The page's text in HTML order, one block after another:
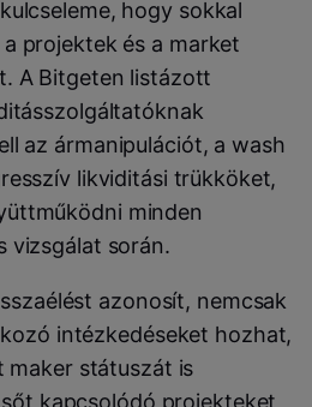
hogy sokkal
projektek és a market
A Bitgeten listázott
az ármanipulációt, a wash
likviditási trükköket,
minden
vizsgálat során.
azonosít, nemcsak
intézkedéseket hozhat,
maker státuszát is
kapcsolódó projekteket